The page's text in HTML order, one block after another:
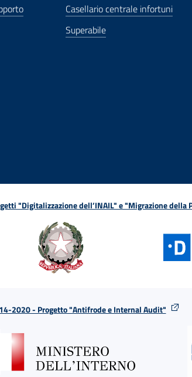
Casellario centrale infortuni
Superabile
"Digitalizzazione dell’INAIL" e "Migrazione della
2020 - Progetto "Antifrode e Internal Audit"